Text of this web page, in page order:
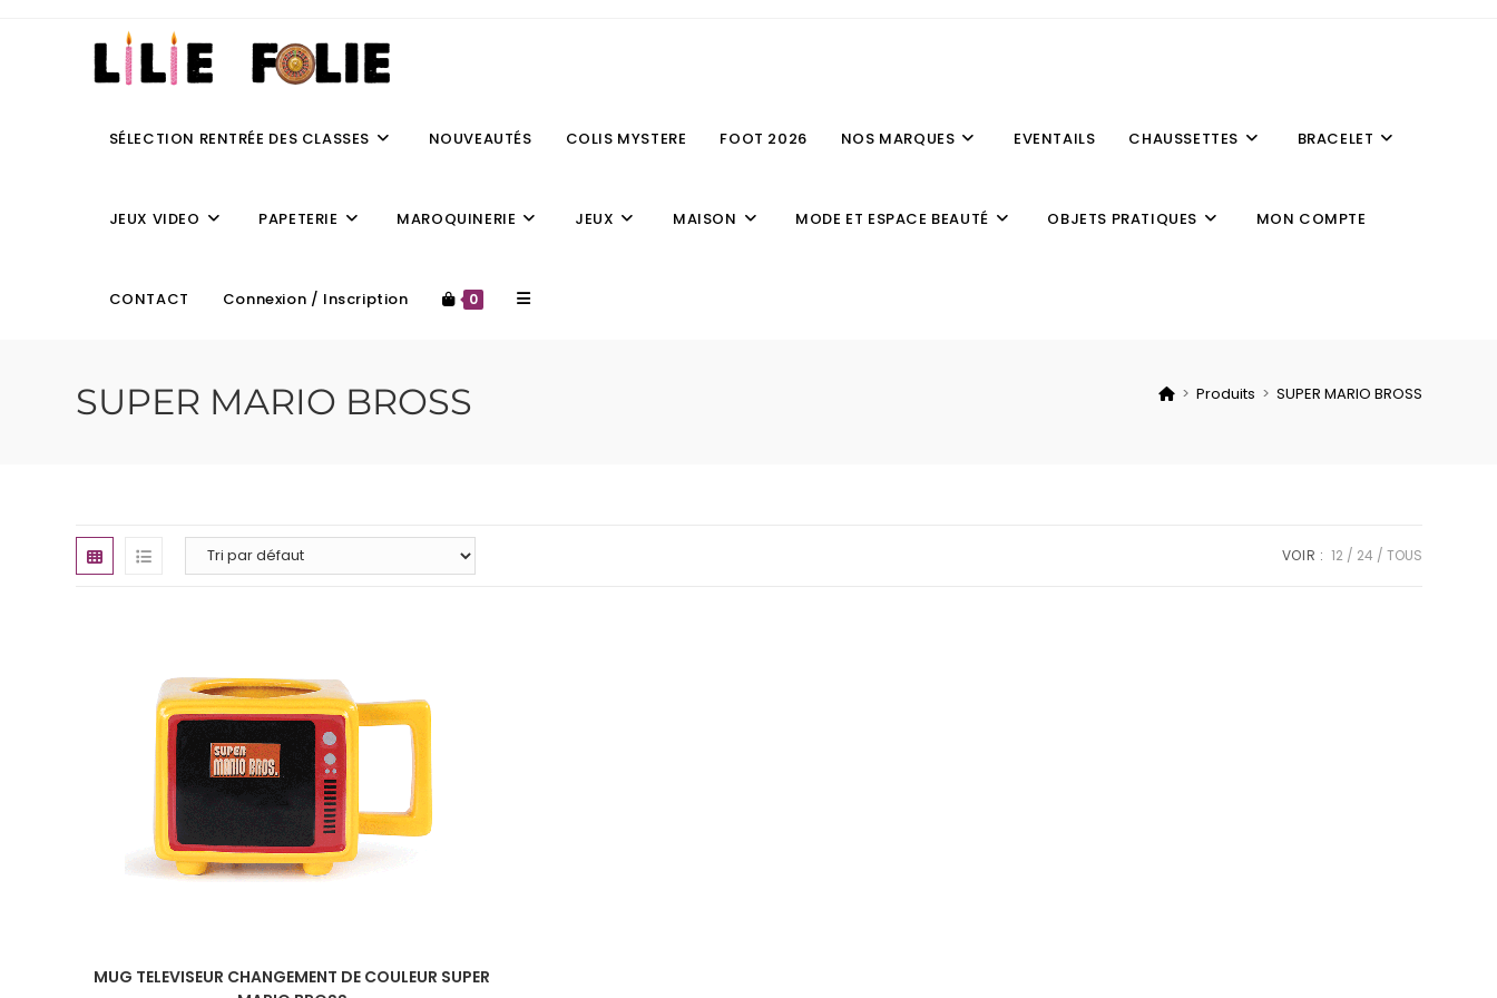
SÉLECTION RENTRÉE DES CLASSES NOUVEAUTÉS COLIS MYSTERE FOOT 2026 NOS MARQUES EVENTAILS CHAUSSETTES BRACELET
JEUX VIDEO PAPETERIE MAROQUINERIE JEUX MAISON MODE ET ESPACE BEAUTÉ OBJETS PRATIQUES MON COMPTE
CONTACT Connexion / Inscription 0
SUPER MARIO BROSS > Produits > SUPER MARIO BROSS
VOIR : 12 24 TOUS
MUG TELEVISEUR CHANGEMENT DE COULEUR SUPER